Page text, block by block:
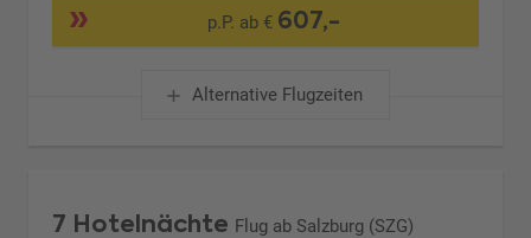
p.P. ab € 607,-
Alternative Flugzeiten
7 Hotelnächte Flug ab Salzburg (SZG)